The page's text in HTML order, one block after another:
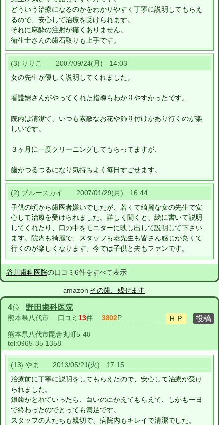
どういう治療になるのかをわかりやすく丁寧に説明してもらえ
るので、安心して治療を受けられます。
それに麻酔の注射が痛くありません。
衛生士さんの歯石取りも上手です。
(3) りりこ 2007/09/24(月) 14:03
女の先生が優しく説明してくれました。
看護婦さんがやってくれた指導もわかりやすかったです。
院内は清潔で、いつも素敵なお花や飾り付けがあり行くのが楽
しいです。
３ヶ月に一度クリーニングしてもらってますが、
歯がつるつるになり気持ちよく毎日すごせます。
(2) ブルースカイ 2007/01/29(月) 16:44
子供の頃から歯医者嫌いでしたが、若くて綺麗な女の先生で安
心して治療を受けられました。詳しく聞くと、絵に書いて説明
してくれたり、口の中をモニターに映し出して説明して下さい
ます。院内も綺麗で、スタッフも老先生も皆さん感じが良くて
行くのが楽しくなります。今では子供と夫もファンです。
谷川歯科医院の口コミ6件をすべて表示
amazon その歯、残せます
4位 野田歯科医院
熊本県八代市 口コミ 13件 3802P
熊本県八代市毘舎丸町5-48
tel:0965-35-1358
(13) やま 2013/05/21(火) 17:15
治療前に丁寧に説明をしてもらえたので、安心して治療が受け
られました。
銀歯がとれていったら、白いのにかえてもらえて、しかも一日
で終わったのでとっても満足です。
スタッフの人たちも親切で、病院内もキレイで清潔でした。